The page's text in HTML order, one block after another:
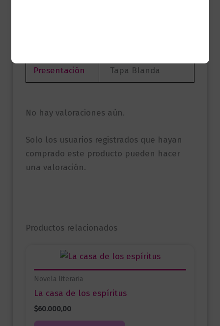
Presentación Tapa Blanda
No hay valoraciones aún.
Solo los usuarios registrados que hayan
comprado este producto pueden hacer
una valoración.
Productos relacionados
Novela literaria
La casa de los espíritus
$60.000,00